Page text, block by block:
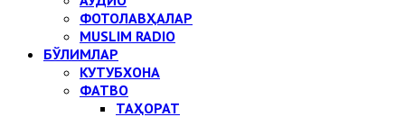
ФОТОЛАВҲАЛАР
MUSLIM RADIO
БЎЛИМЛАР
КУТУБХОНА
ФАТВО
ТАҲОРАТ